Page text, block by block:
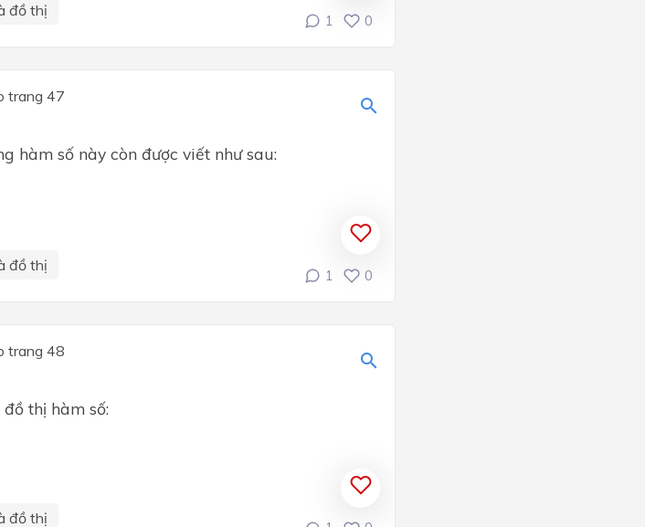
đồ thị
1 0
trang 47
hàm số này còn được viết như sau:
đồ thị
1 0
trang 48
thị hàm số:
đồ thị